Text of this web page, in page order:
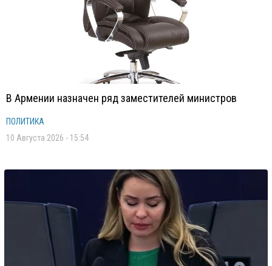
В Армении назначен ряд заместителей министров
ПОЛИТИКА
10 Августа 2026 - 15:54